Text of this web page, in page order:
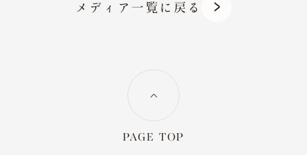
メディア一覧に戻る
PAGE TOP